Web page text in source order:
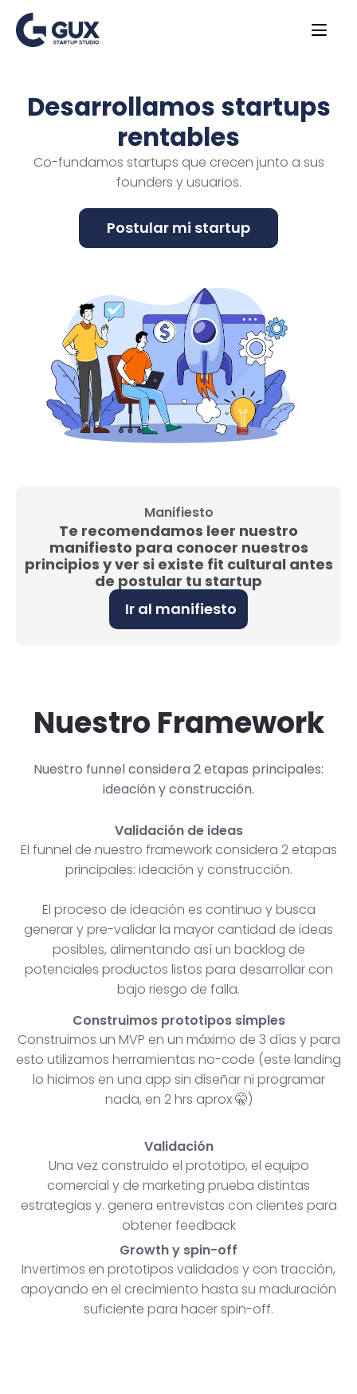
Desarrollamos startups
rentables
Co-fundamos startups que crecen junto a sus
founders y usuarios.
Manifiesto
Te recomendamos leer nuestro
manifiesto para conocer nuestros
principios y ver si existe fit cultural antes
de postular tu startup
Ir al manifiesto
Nuestro Framework
Nuestro funnel considera 2 etapas principales:
ideación y construcción.
Validación de ideas
El funnel de nuestro framework considera 2 etapas
principales: ideación y construcción.
El proceso de ideación es continuo y busca
generar y pre-validar la mayor cantidad de ideas
posibles, alimentando así un backlog de
potenciales productos listos para desarrollar con
bajo riesgo de falla.
Construimos prototipos simples
Construimos un MVP en un máximo de 3 días y para
esto utilizamos herramientas no-code (este landing
lo hicimos en una app sin diseñar ni programar
nada, en 2 hrs aprox 🤫)
Validación
Una vez construido el prototipo, el equipo
comercial y de marketing prueba distintas
estrategias y. genera entrevistas con clientes para
obtener feedback
Growth y spin-off
Invertimos en prototipos validados y con tracción,
apoyando en el crecimiento hasta su maduración
suficiente para hacer spin-off.